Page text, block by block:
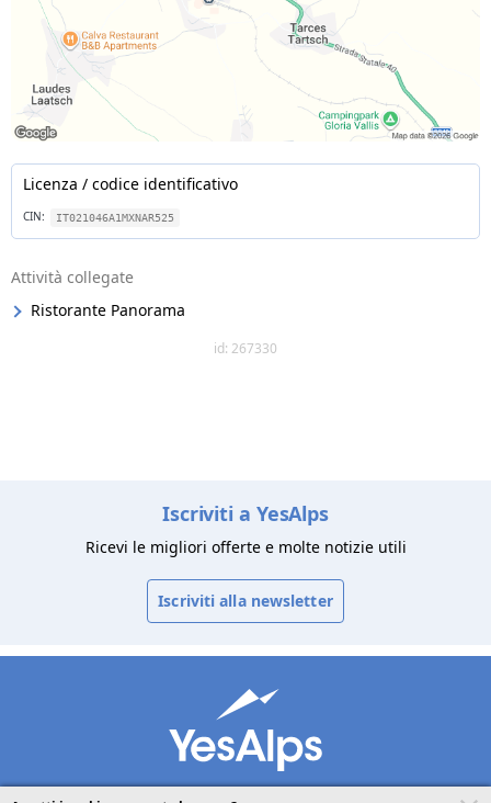
Licenza / codice identificativo
CIN: IT021046A1MXNAR525
Attività collegate
Ristorante Panorama
id: 267330
Iscriviti a YesAlps
Ricevi le migliori offerte e molte notizie utili
Iscriviti alla newsletter